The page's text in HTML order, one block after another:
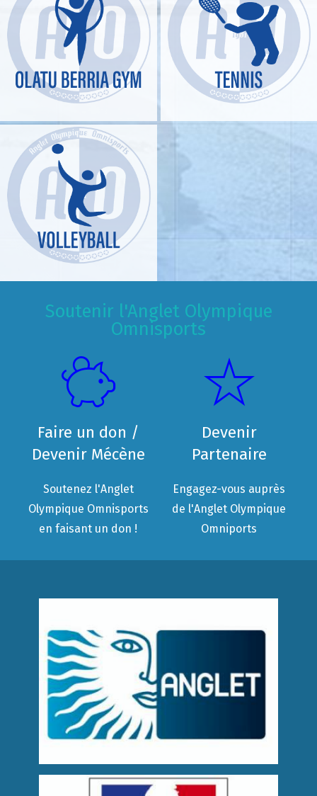
Soutenir l'Anglet Olympique
Omnisports
Faire un don /
Devenir Mécène
Soutenez l'Anglet
Olympique Omnisports
en faisant un don !
Devenir
Partenaire
Engagez-vous auprès
de l'Anglet Olympique
Omniports